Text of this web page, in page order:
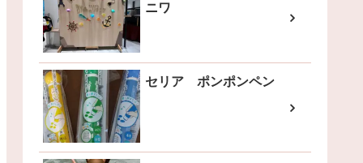
ニワ
セリア ポンポンペン